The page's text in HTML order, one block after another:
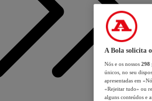
A Bola solicita
Nós e os nossos 298
únicos, no seu
apresentadas em
«Rejeitar tudo» ou
alguns conteúdos e